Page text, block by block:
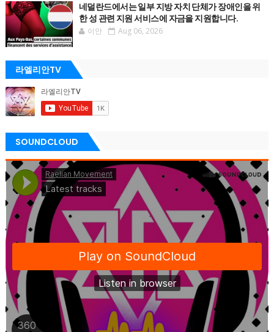
네덜란드에서는 일부 지방 자치 단체가 장애인을 위
한 성 관련 지원 서비스에 자금을 지원합니다.
이안 Aug 06, 2026
라엘리안TV
SOUNDCLOUD